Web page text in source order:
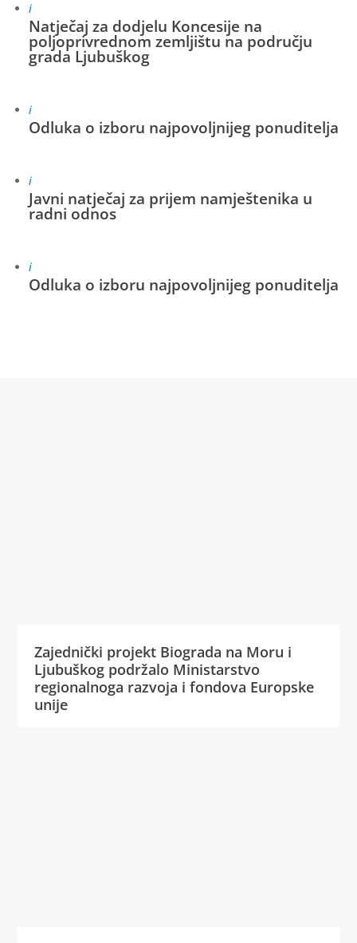
i
Natječaj za dodjelu Koncesije na
poljoprivrednom zemljištu na području
grada Ljubuškog
i
Odluka o izboru najpovoljnijeg ponuditelja
i
Javni natječaj za prijem namještenika u
radni odnos
i
Odluka o izboru najpovoljnijeg ponuditelja
Zajednički projekt Biograda na Moru i
Ljubuškog podržalo Ministarstvo
regionalnoga razvoja i fondova Europske
unije